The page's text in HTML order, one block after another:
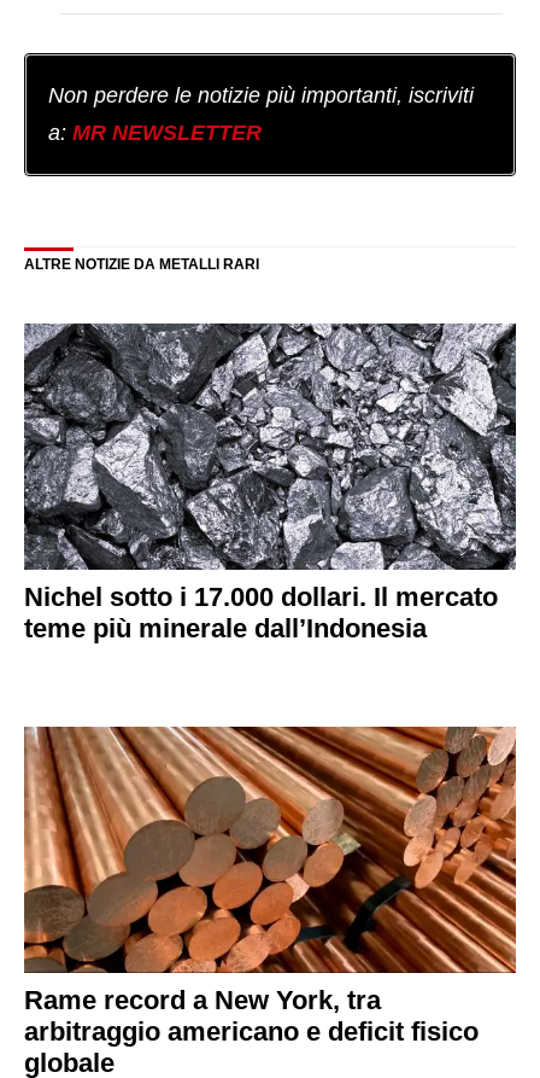
Non perdere le notizie più importanti, iscriviti
a: MR NEWSLETTER
ALTRE NOTIZIE DA METALLI RARI
Nichel sotto i 17.000 dollari. Il mercato
teme più minerale dall’Indonesia
Rame record a New York, tra
arbitraggio americano e deficit fisico
globale